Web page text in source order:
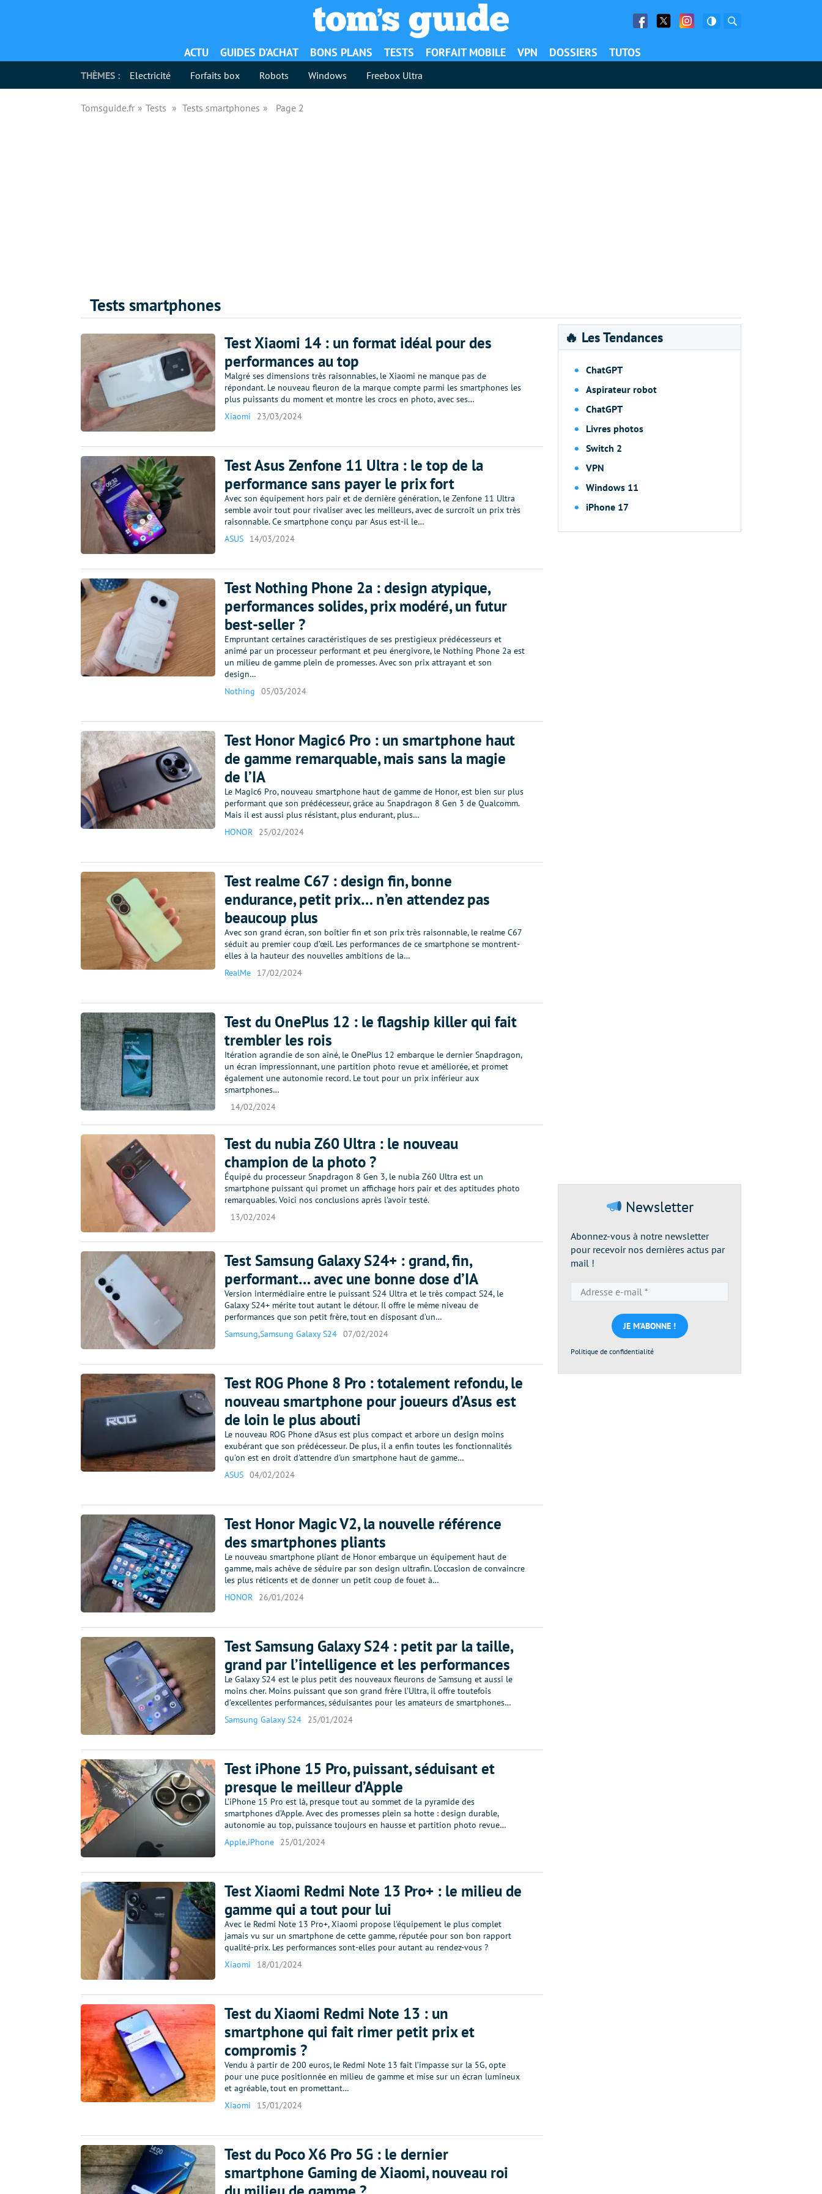
Facebook
Twitter Facebook
ACTU GUIDES D’ACHAT BONS PLANS TESTS FORFAIT MOBILE VPN DOSSIERS TUTOS
THÈMES : Electricité Forfaits box Robots Windows Freebox Ultra
Tomsguide.fr Tests Tests smartphones Page 2
Tests smartphones
Test Xiaomi 14 : un format idéal pour des
performances au top
Malgré ses dimensions très raisonnables, le Xiaomi ne manque pas de
répondant. Le nouveau fleuron de la marque compte parmi les smartphones les
plus puissants du moment et montre les crocs en photo, avec ses…
Xiaomi
23/03/2024
Test Asus Zenfone 11 Ultra : le top de la
performance sans payer le prix fort
Avec son équipement hors pair et de dernière génération, le Zenfone 11 Ultra
semble avoir tout pour rivaliser avec les meilleurs, avec de surcroît un prix très
raisonnable. Ce smartphone conçu par Asus est-il le…
ASUS
14/03/2024
Test Nothing Phone 2a : design atypique,
performances solides, prix modéré, un futur
best-seller ?
Empruntant certaines caractéristiques de ses prestigieux prédécesseurs et
animé par un processeur performant et peu énergivore, le Nothing Phone 2a est
un milieu de gamme plein de promesses. Avec son prix attrayant et son
design…
Nothing
05/03/2024
Test Honor Magic6 Pro : un smartphone haut
de gamme remarquable, mais sans la magie
de l’IA
Le Magic6 Pro, nouveau smartphone haut de gamme de Honor, est bien sur plus
performant que son prédécesseur, grâce au Snapdragon 8 Gen 3 de Qualcomm.
Mais il est aussi plus résistant, plus endurant, plus…
HONOR
25/02/2024
Test realme C67 : design fin, bonne
endurance, petit prix… n’en attendez pas
beaucoup plus
Avec son grand écran, son boîtier fin et son prix très raisonnable, le realme C67
séduit au premier coup d’œil. Les performances de ce smartphone se montrent-
elles à la hauteur des nouvelles ambitions de la…
RealMe
17/02/2024
Test du OnePlus 12 : le flagship killer qui fait
trembler les rois
Itération agrandie de son aîné, le OnePlus 12 embarque le dernier Snapdragon,
un écran impressionnant, une partition photo revue et améliorée, et promet
également une autonomie record. Le tout pour un prix inférieur aux
smartphones…
14/02/2024
Test du nubia Z60 Ultra : le nouveau
champion de la photo ?
Équipé du processeur Snapdragon 8 Gen 3, le nubia Z60 Ultra est un
smartphone puissant qui promet un affichage hors pair et des aptitudes photo
remarquables. Voici nos conclusions après l'avoir testé.
13/02/2024
Test Samsung Galaxy S24+ : grand, fin,
performant… avec une bonne dose d’IA
Version intermédiaire entre le puissant S24 Ultra et le très compact S24, le
Galaxy S24+ mérite tout autant le détour. Il offre le même niveau de
performances que son petit frère, tout en disposant d’un…
Samsung,Samsung Galaxy S24 07/02/2024
Test ROG Phone 8 Pro : totalement refondu, le
nouveau smartphone pour joueurs d’Asus est
de loin le plus abouti
Le nouveau ROG Phone d'Asus est plus compact et arbore un design moins
exubérant que son prédécesseur. De plus, il a enfin toutes les fonctionnalités
qu'on est en droit d'attendre d'un smartphone haut de gamme…
ASUS 04/02/2024
Test Honor Magic V2, la nouvelle référence
des smartphones pliants
Le nouveau smartphone pliant de Honor embarque un équipement haut de
gamme, mais achève de séduire par son design ultrafin. L’occasion de convaincre
les plus réticents et de donner un petit coup de fouet à…
HONOR
26/01/2024
Test Samsung Galaxy S24 : petit par la taille,
grand par l’intelligence et les performances
Le Galaxy S24 est le plus petit des nouveaux fleurons de Samsung et aussi le
moins cher. Moins puissant que son grand frère l’Ultra, il offre toutefois
d’excellentes performances, séduisantes pour les amateurs de smartphones…
Samsung Galaxy S24
25/01/2024
Test iPhone 15 Pro, puissant, séduisant et
presque le meilleur d’Apple
L’iPhone 15 Pro est là, presque tout au sommet de la pyramide des
smartphones d’Apple. Avec des promesses plein sa hotte : design durable,
autonomie au top, puissance toujours en hausse et partition photo revue…
Apple,iPhone 25/01/2024
Test Xiaomi Redmi Note 13 Pro+ : le milieu de
gamme qui a tout pour lui
Avec le Redmi Note 13 Pro+, Xiaomi propose l'équipement le plus complet
jamais vu sur un smartphone de cette gamme, réputée pour son bon rapport
qualité-prix. Les performances sont-elles pour autant au rendez-vous ?
Xiaomi
18/01/2024
Test du Xiaomi Redmi Note 13 : un
smartphone qui fait rimer petit prix et
compromis ?
Vendu à partir de 200 euros, le Redmi Note 13 fait l’impasse sur la 5G, opte
pour une puce positionnée en milieu de gamme et mise sur un écran lumineux
et agréable, tout en promettant…
Xiaomi
15/01/2024
Test du Poco X6 Pro 5G : le dernier
smartphone Gaming de Xiaomi, nouveau roi
🔥 Les Tendances
ChatGPT
Aspirateur robot
ChatGPT
Livres photos
Switch 2
VPN
Windows 11
iPhone 17
Newsletter
Abonnez-vous à notre newsletter
pour recevoir nos dernières actus par
mail !
e-
mail
*
Politique de confidentialité